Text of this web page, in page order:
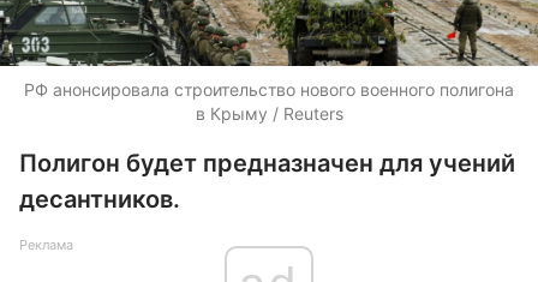
РФ анонсировала строительство нового военного полигона
в Крыму / Reuters
Полигон будет предназначен для учений
десантников.
Реклама